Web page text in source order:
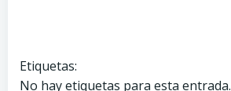
Etiquetas:
No hay etiquetas para esta entrada.